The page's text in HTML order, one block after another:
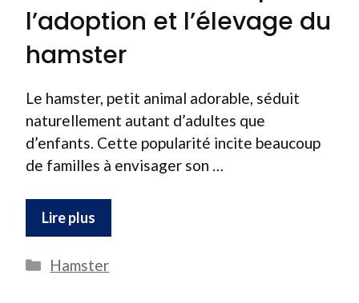
l’adoption et l’élevage du
hamster
Le hamster, petit animal adorable, séduit
naturellement autant d’adultes que
d’enfants. Cette popularité incite beaucoup
de familles à envisager son …
Lire plus
Catégories
Hamster